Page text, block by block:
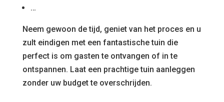
…
Neem gewoon de tijd, geniet van het proces en u
zult eindigen met een fantastische tuin die
perfect is om gasten te ontvangen of in te
ontspannen. Laat een prachtige tuin aanleggen
zonder uw budget te overschrijden.